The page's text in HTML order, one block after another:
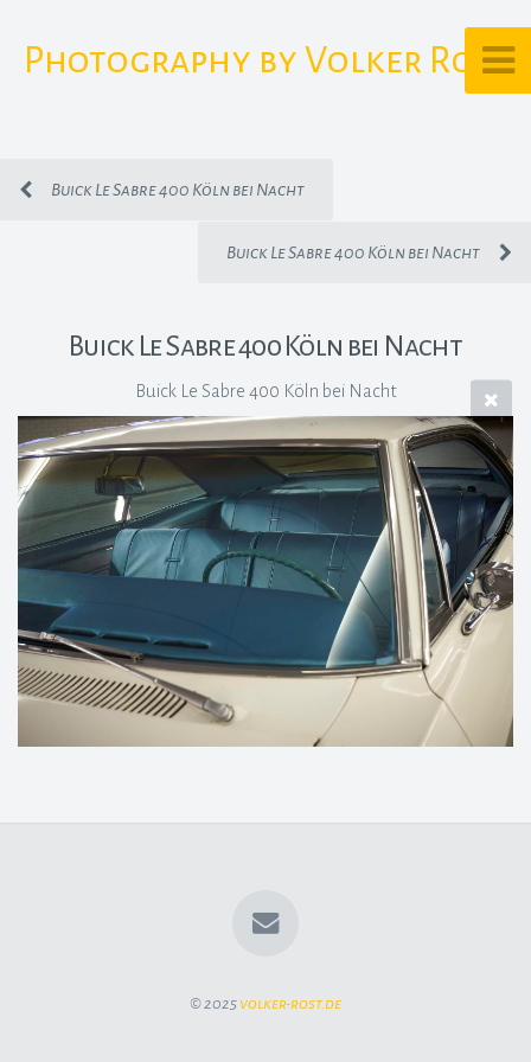
Photography by Volker Rost
Buick Le Sabre 400 Köln bei Nacht
Buick Le Sabre 400 Köln bei Nacht
Buick Le Sabre 400 Köln bei Nacht
Buick Le Sabre 400 Köln bei Nacht
© 2025 volker-rost.de